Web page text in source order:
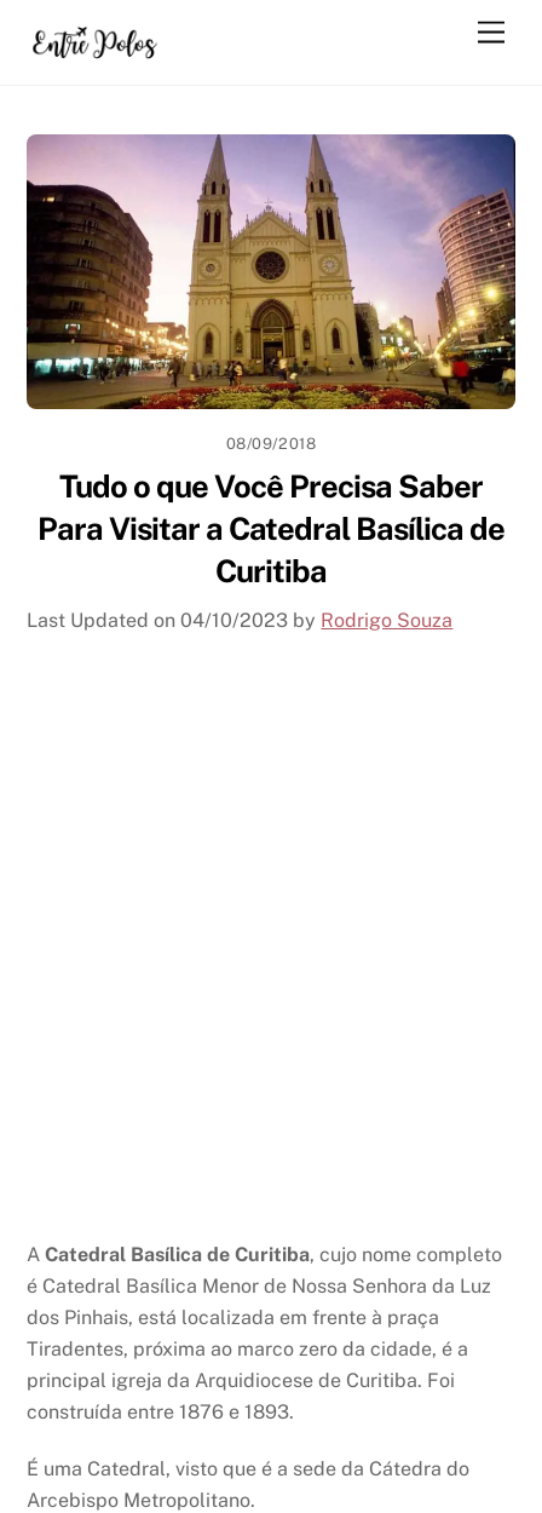
08/09/2018
Tudo o que Você Precisa Saber
Para Visitar a Catedral Basílica de
Curitiba
Last Updated on04/10/2023 by Rodrigo Souza
ACatedral Basílica de Curitiba, cujo nome completo
é Catedral Basílica Menor de Nossa Senhora da Luz
dos Pinhais, ​está localizada em frente à praça
Tiradentes, próxima ao marco zero da cidade, é a
principal igreja da Arquidiocese de Curitiba. Foi
construída entre 1876 e 1893.
É uma Catedral, visto que é a sede da Cátedra do
Arcebispo Metropolitano.